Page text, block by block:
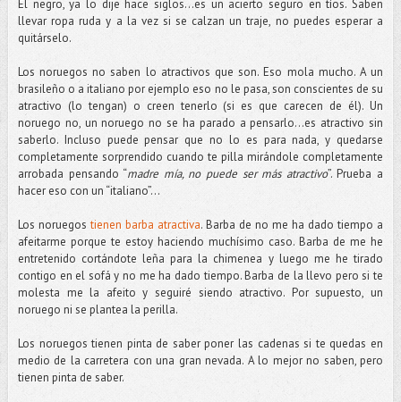
El negro, ya lo dije hace siglos…es un acierto seguro en tíos. Saben
llevar ropa ruda y a la vez si se calzan un traje, no puedes esperar a
quitárselo.
Los noruegos no saben lo atractivos que son. Eso mola mucho. A un
brasileño o a italiano por ejemplo eso no le pasa, son conscientes de su
atractivo (lo tengan) o creen tenerlo (si es que carecen de él). Un
noruego no, un noruego no se ha parado a pensarlo…es atractivo sin
saberlo. Incluso puede pensar que no lo es para nada, y quedarse
completamente sorprendido cuando te pilla mirándole completamente
arrobada pensando “madre mía, no puede ser más atractivo”. Prueba a
hacer eso con un “italiano”…
Los noruegostienen barba atractiva. Barba de no me ha dado tiempo a
afeitarme porque te estoy haciendo muchísimo caso. Barba de me he
entretenido cortándote leña para la chimenea y luego me he tirado
contigo en el sofá y no me ha dado tiempo. Barba de la llevo pero si te
molesta me la afeito y seguiré siendo atractivo. Por supuesto, un
noruego ni se plantea la perilla.
Los noruegos tienen pinta de saber poner las cadenas si te quedas en
medio de la carretera con una gran nevada. A lo mejor no saben, pero
tienen pinta de saber.